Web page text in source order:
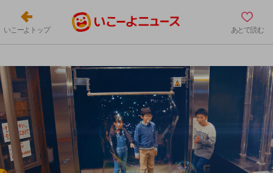
いこーよトップ あとで読む